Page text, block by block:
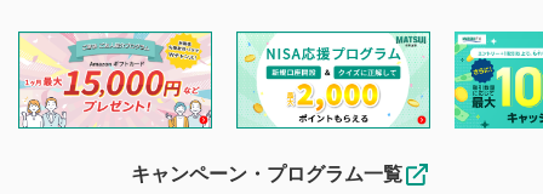
を目的として、各動画コンテンツに、評価およびコメントの
投稿ができます。利用者は以下の注意事項をご理解のうえ、
閲覧および投稿を行うものとしてください。
他の利用者が動画を視聴される際の参考になるコメントをお
待ちしております。
なお、投稿をもって、本注意事項に同意されたものとみなし
キャンペーン・プログラム一覧